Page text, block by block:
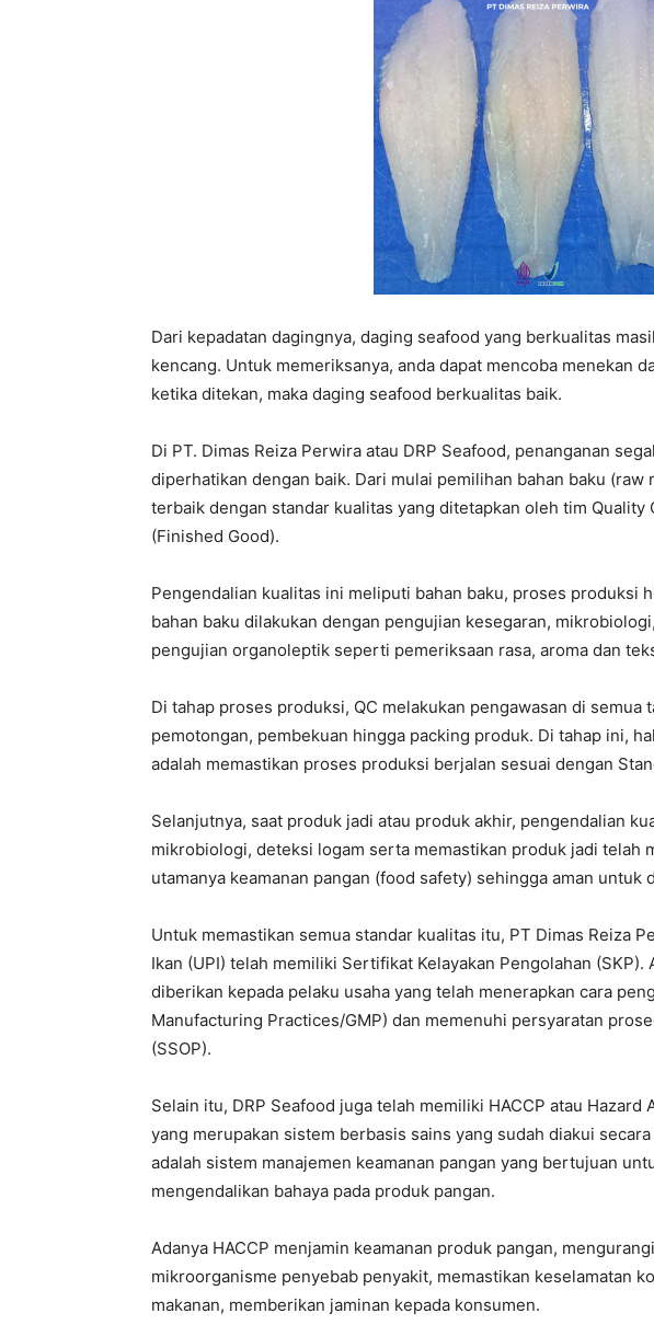
Dari kepadatan dagingnya, daging seafood yang berkualitas
kencang. Untuk memeriksanya, anda dapat mencoba menekan
ketika ditekan, maka daging seafood berkualitas baik.
Di PT. Dimas Reiza Perwira atau DRP Seafood, penanganan
diperhatikan dengan baik. Dari mulai pemilihan bahan baku
terbaik dengan standar kualitas yang ditetapkan oleh tim
(Finished Good).
Pengendalian kualitas ini meliputi bahan baku, proses produksi
bahan baku dilakukan dengan pengujian kesegaran,
pengujian organoleptik seperti pemeriksaan rasa, aroma dan
Di tahap proses produksi, QC melakukan pengawasan di semua
pemotongan, pembekuan hingga packing produk. Di tahap ini,
adalah memastikan proses produksi berjalan sesuai dengan
Selanjutnya, saat produk jadi atau produk akhir, pengendalian
mikrobiologi, deteksi logam serta memastikan produk jadi telah
utamanya keamanan pangan (food safety) sehingga aman untuk
Untuk memastikan semua standar kualitas itu, PT Dimas Reiza
Ikan (UPI) telah memiliki Sertifikat Kelayakan Pengolahan
diberikan kepada pelaku usaha yang telah menerapkan cara
Manufacturing Practices/GMP) dan memenuhi persyaratan
(SSOP).
Selain itu, DRP Seafood juga telah memiliki HACCP atau
yang merupakan sistem berbasis sains yang sudah diakui
adalah sistem manajemen keamanan pangan yang bertujuan
mengendalikan bahaya pada produk pangan.
Adanya HACCP menjamin keamanan produk pangan,
mikroorganisme penyebab penyakit, memastikan keselamatan
makanan, memberikan jaminan kepada konsumen.